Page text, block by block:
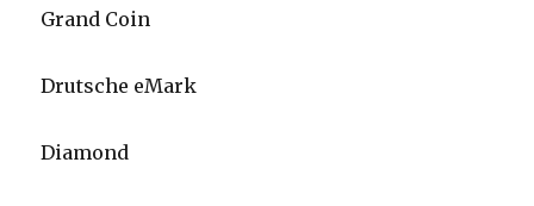
Grand Coin
Drutsche eMark
Diamond